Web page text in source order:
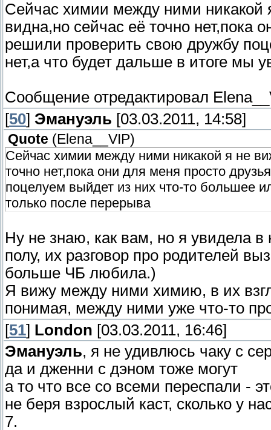
Сейчас химии между ними никакой
видна,но сейчас её точно нет,пока
решили проверить свою дружбу
нет,а что будет дальше в итоге мы
Сообщение отредактировал
[50] Эмануэль [03.03.2011, 14:58]
Quote ( Elena__VIP)
Сейчас химии между ними никакой я не
точно нет,пока они для меня просто
поцелуем выйдет из них что-то большее
только после перерыва
Ну не знаю, как вам, но я увидела в
полу, их разговор про родителей
больше ЧБ любила.)
Я вижу между ними химию, в их
понимая, между ними уже что-то
[51] Londоn [03.03.2011, 16:46]
Эмануэль, я не удивлюсь чаку с
да и дженни с дэном тоже могут
а то что все со всеми переспали -
не беря взрослый каст, сколько у
7.